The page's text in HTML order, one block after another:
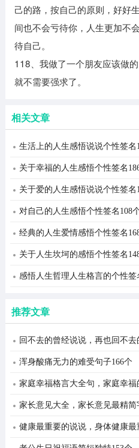
己的路，按自己的原则，好好
间也不会亏待你，人生更加不
待自己。
118、我做了一个朋友应该做
就不需要强求了。
相关文章
生活上的人生感悟说说个性签名
关于幸福的人生感悟个性签名
关于爱的人生感悟说说个性签名
对自己的人生感悟个性签名108
经典的人生爱情感悟个性签名
关于人生坎坷的感悟个性签名
感悟人生哲理人生格言的个性
推荐文章
回不去的曾经说说，再也回不去
浑身酸痛无力的难受句子166个
家庭幸福格言大全句，家庭幸福
家长意见大全，家长意见最精简
健康最重要的说说，身体健康最